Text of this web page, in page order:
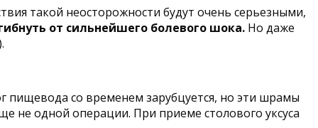
такой неосторожности будут очень серьезными,
от сильнейшего болевого шока. Но даже
пищевода со временем зарубцуется, но эти шрамы
не одной операции. При приеме столового уксуса